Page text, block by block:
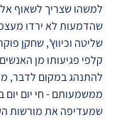
למשהו שצריך לשאוף
שהדמעות לא ירדו
שליטה וכיווץ', שחקן
קלפי פגיעותו מן
להתנהג במקום לדבר,
ממשמעותם - חי יום יום
שמעדיפה את מורשות